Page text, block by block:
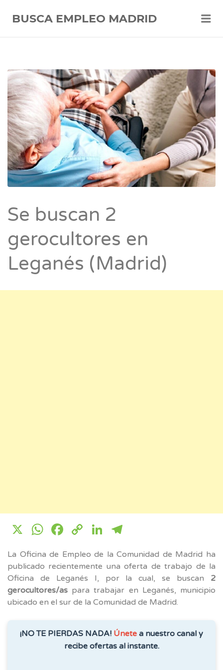
BUSCA EMPLEO MADRID
Se buscan 2
gerocultores en
Leganés (Madrid)
X WhatsApp
Facebook
CopyLinkedIn
La Oficina de Empleo de la Comunidad de Madrid ha
publicado recientemente una oferta de trabajo de la
Oficina de Leganés I, por la cual, se buscan 2
gerocultores/as para trabajar en Leganés, municipio
ubicado en el sur de la Comunidad de Madrid.
¡NO TE PIERDAS NADA! Únete a nuestro canal y
recibe ofertas al instante.